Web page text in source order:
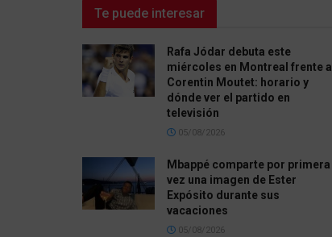
Te puede interesar
Rafa Jódar debuta este
miércoles en Montreal frente a
Corentin Moutet: horario y
dónde ver el partido en
televisión
05/08/2026
Mbappé comparte por primera
vez una imagen de Ester
Expósito durante sus
vacaciones
05/08/2026